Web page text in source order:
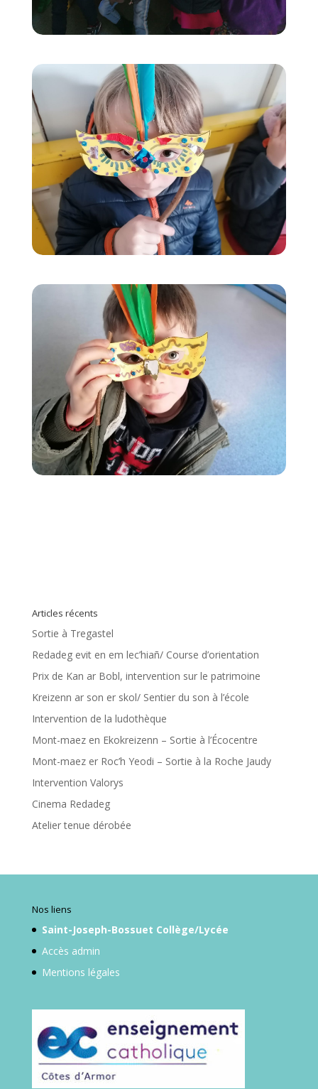
Articles récents
Sortie à Tregastel
Redadeg evit en em lec’hiañ/ Course d’orientation
Prix de Kan ar Bobl, intervention sur le patrimoine
Kreizenn ar son er skol/ Sentier du son à l’école
Intervention de la ludothèque
Mont-maez en Ekokreizenn – Sortie à l’Écocentre
Mont-maez er Roc’h Yeodi – Sortie à la Roche Jaudy
Intervention Valorys
Cinema Redadeg
Atelier tenue dérobée
Nos liens
Saint-Joseph-Bossuet Collège/Lycée
Accès admin
Mentions légales